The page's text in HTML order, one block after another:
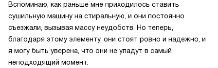
Вспоминаю, как раньше мне приходилось ставить
сушильную машину на стиральную, и они постоянно
съезжали, вызывая массу неудобств. Но теперь,
благодаря этому элементу, они стоят ровно и надежно, и
я могу быть уверена, что они не упадут в самый
неподходящий момент.